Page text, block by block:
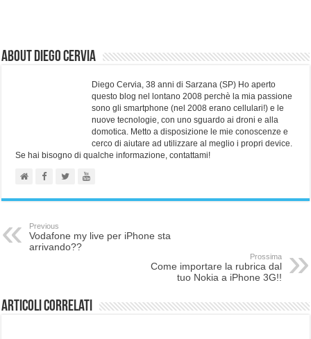
About Diego Cervia
Diego Cervia, 38 anni di Sarzana (SP) Ho aperto
questo blog nel lontano 2008 perchè la mia passione
sono gli smartphone (nel 2008 erano cellulari!) e le
nuove tecnologie, con uno sguardo ai droni e alla
domotica. Metto a disposizione le mie conoscenze e
cerco di aiutare ad utilizzare al meglio i propri device.
Se hai bisogno di qualche informazione, contattami!
Previous
Vodafone my live per iPhone sta
arrivando??
Prossima
Come importare la rubrica dal
tuo Nokia a iPhone 3G!!
Articoli correlati